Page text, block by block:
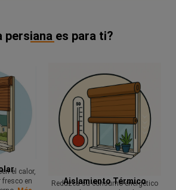
persiana es para ti?
el calor,
en
Aislamiento Térmico
Reduzca su consumo energético